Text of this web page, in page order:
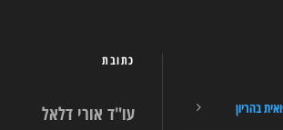
כתובת
עו"ד אורי דלאל
בהריון